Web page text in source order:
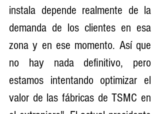
instala depende realmente de la
demanda de los clientes en esa
zona y en ese momento. Así que
no hay nada definitivo, pero
estamos intentando optimizar el
valor de las fábricas de TSMC en